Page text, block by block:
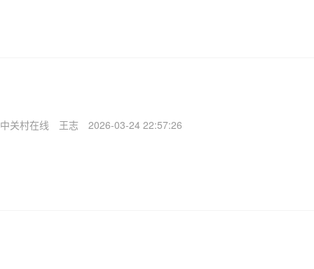
中关村在线 王志 2026-03-24 22:57:26